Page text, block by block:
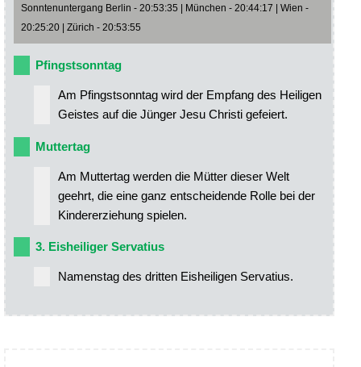
Sonntenuntergang Berlin - 20:53:35 | München - 20:44:17 | Wien -
20:25:20 | Zürich - 20:53:55
Pfingstsonntag
Am Pfingstsonntag wird der Empfang des Heiligen
Geistes auf die Jünger Jesu Christi gefeiert.
Muttertag
Am Muttertag werden die Mütter dieser Welt
geehrt, die eine ganz entscheidende Rolle bei der
Kindererziehung spielen.
3. Eisheiliger Servatius
Namenstag des dritten Eisheiligen Servatius.